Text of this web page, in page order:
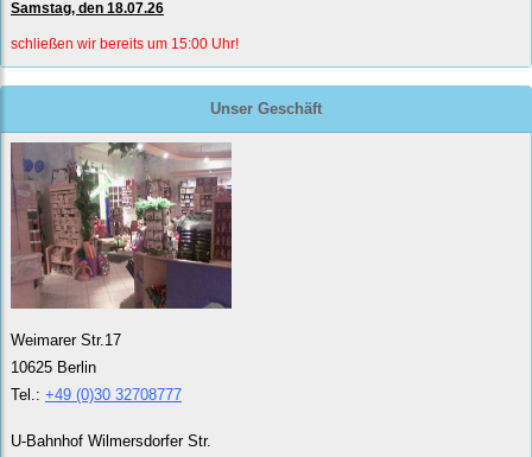
Samstag, den 18.07.26
schließen wir bereits um 15:00 Uhr!
Unser Geschäft
Weimarer Str.17
10625 Berlin
Tel.: +49 (0)30 32708777
U-Bahnhof Wilmersdorfer Str.